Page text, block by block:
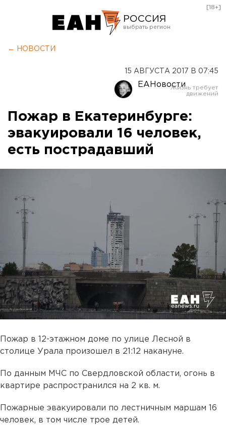
РОССИЯ
Оренбург
[18+]
← НОВОСТИ
15 АВГУСТА 2017 В 07:45
ЕАНовости
Пожар в Екатеринбурге:
эвакуировали 16 человек,
есть пострадавший
Пожар в 12-этажном доме по улице Лесной в
столице Урала произошел в 21:12 накануне.
По данным МЧС по Свердловской области, огонь в
квартире распространился на 2 кв. м.
Пожарные эвакуировали по лестничным маршам 16
человек, в том числе трое детей.